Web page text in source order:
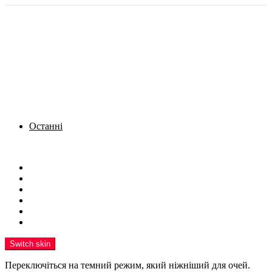
Останні
Switch skin
Переключіться на темний режим, який ніжніший для очей.